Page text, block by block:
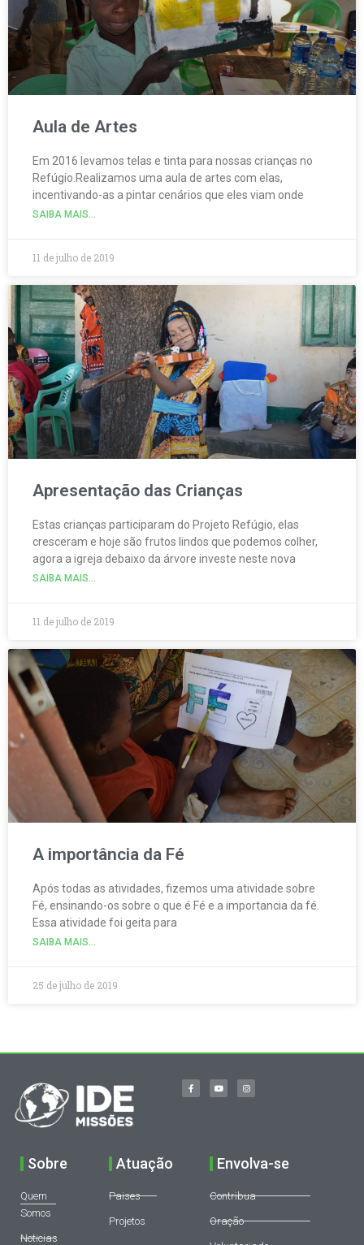
Aula de Artes
Em 2016 levamos telas e tinta para nossas crianças no
Refúgio.Realizamos uma aula de artes com elas,
incentivando-as a pintar cenários que eles viam onde
SAIBA MAIS...
11 de julho de 2019
Apresentação das Crianças
Estas crianças participaram do Projeto Refúgio, elas
cresceram e hoje são frutos lindos que podemos colher,
agora a igreja debaixo da árvore investe neste nova
SAIBA MAIS...
11 de julho de 2019
A importância da Fé
Após todas as atividades, fizemos uma atividade sobre
Fé, ensinando-os sobre o que é Fé e a importancia da fé.
Essa atividade foi geita para
SAIBA MAIS...
25 de julho de 2019
Sobre
Quem
Somos
Noticias
Atuação
Paises
Projetos
Envolva-se
Contribua
Oração